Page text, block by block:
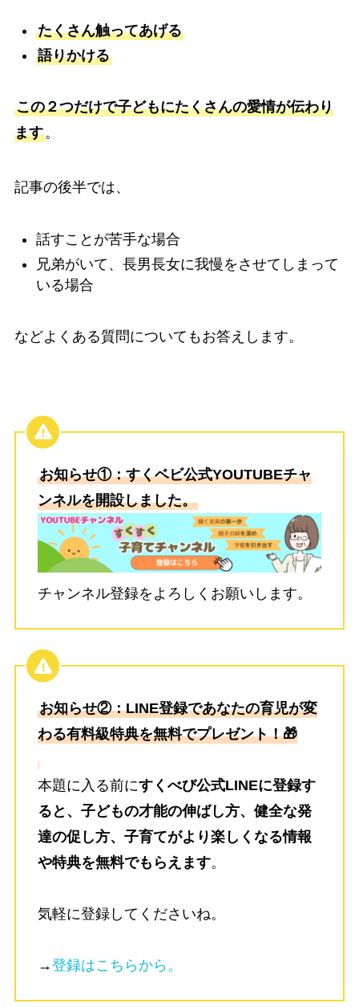
たくさん触ってあげる
語りかける
この２つだけで子どもにたくさんの愛情が伝わり
ます。
記事の後半では、
話すことが苦手な場合
兄弟がいて、長男長女に我慢をさせてしまって
いる場合
などよくある質問についてもお答えします。
お知らせ①：すくベビ公式YOUTUBEチャ
ンネルを開設しました。
チャンネル登録をよろしくお願いします。
お知らせ②：LINE登録であなたの育児が変
わる有料級特典を無料でプレゼント！🎁
本題に入る前にすくべび公式LINEに登録す
ると、子どもの才能の伸ばし方、健全な発
達の促し方、子育てがより楽しくなる情報
や特典を無料でもらえます。
気軽に登録してくださいね。
→登録はこちらから。